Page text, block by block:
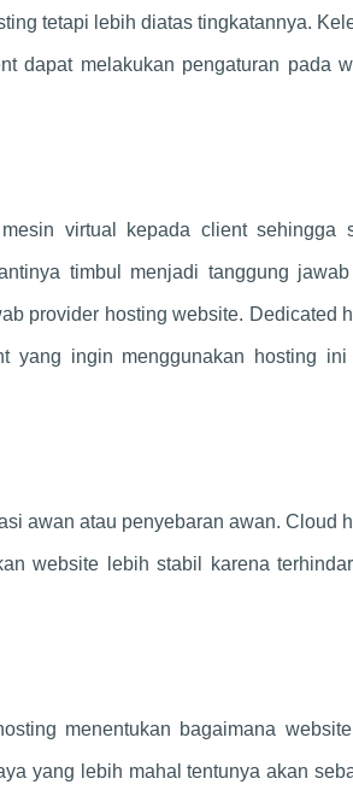
tetapi lebih diatas tingkatannya.
dapat melakukan pengaturan pada
virtual kepada client sehingga
timbul menjadi tanggung
provider hosting website. Dedicated
yang ingin menggunakan hosting ini
awan atau penyebaran awan. Cloud
website lebih stabil karena
menentukan bagaimana
yang lebih mahal tentunya akan